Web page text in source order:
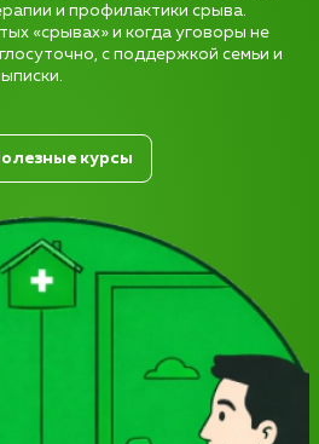
и профилактики срыва.
«срывах» и когда уговоры не
с поддержкой семьи и
курсы